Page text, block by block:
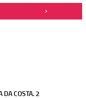
COSTA. 2